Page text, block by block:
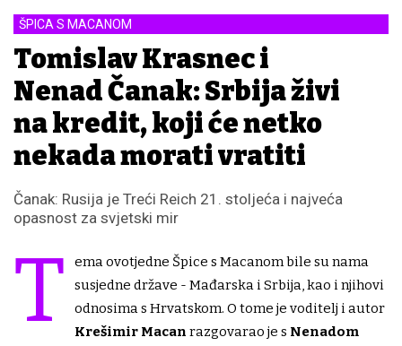
ŠPICA S MACANOM
Tomislav Krasnec i
Nenad Čanak: Srbija živi
na kredit, koji će netko
nekada morati vratiti
Čanak: Rusija je Treći Reich 21. stoljeća i najveća
opasnost za svjetski mir
T
ema ovotjedne Špice s Macanom bile su nama
susjedne države - Mađarska i Srbija, kao i njihovi
odnosima s Hrvatskom. O tome je voditelj i autor
Krešimir Macan razgovarao je s Nenadom